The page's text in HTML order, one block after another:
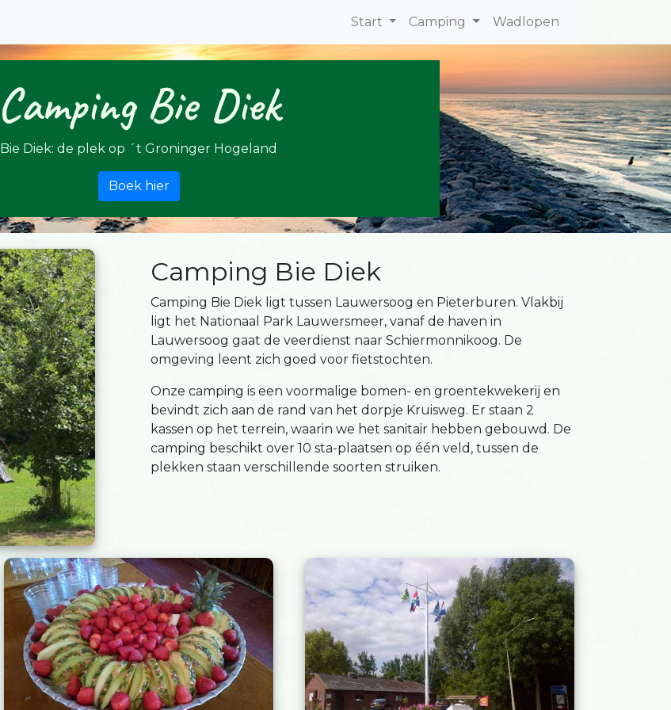
Start Camping Wadlopen
Camping Bie Diek
Bie Diek: de plek op ´t Groninger Hogeland
Boek hier
Camping Bie Diek
Camping Bie Diek ligt tussen Lauwersoog en Pieterburen. Vlakbij
ligt het Nationaal Park Lauwersmeer, vanaf de haven in
Lauwersoog gaat de veerdienst naar Schiermonnikoog. De
omgeving leent zich goed voor fietstochten.
Onze camping is een voormalige bomen- en groentekwekerij en
bevindt zich aan de rand van het dorpje Kruisweg. Er staan 2
kassen op het terrein, waarin we het sanitair hebben gebouwd. De
camping beschikt over 10 sta-plaatsen op één veld, tussen de
plekken staan verschillende soorten struiken.